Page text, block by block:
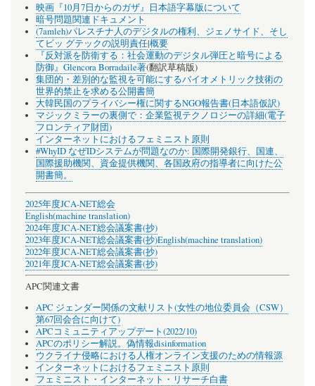
映画『10月7日からのガザ』日本語字幕版について
暗号問題関連ドキュメント
(7amleh)パレスチナ人のデジタルの権利、ジェノサイド、そし
てビッ グテックの説明責任|概要
『反対派を防衛する：社会運動のデジタル弾圧と暗号による
防御』Glencora Borradaile著(翻訳草稿版)
集団的・差別的な監視を可能にするバイオメトリック技術の
世界的禁止を求める公開書簡
大韓民国のプライバシー権に関するNGO報告書(日本語仮訳)
マジックミラーの裏側で：企業監視テクノロジーの詳細(電子
フロンティア財団)
インターネットにおけるフェミニスト原則
#WhyID なぜIDシステムが問題なのか: 国際開発銀行、国連、
国際援助機関、資金提供機関、各国政府の指導者に向けた公
開書簡。
2025年度JCA-NET総会
English(machine translation)
2024年度JCA-NET総会議案書(抄)
2023年度JCA-NET総会議案書(抄)English(machine translation)
2022年度JCA-NET総会議案書(抄)
2021年度JCA-NET総会議案書(抄)
APC関連文書
APC ジェンダー関係の文献リスト(女性の地位委員会（CSW）
第67回会合に向けて)
APCコミュニティアップデート(2022/10)
APCのポリシー解説。偽情報disinformation
ウクライナ侵略における人権オンライン支援のための情報源
インターネットにおけるフェミニスト原則
フェミニスト・インターネット・リサーチ白書